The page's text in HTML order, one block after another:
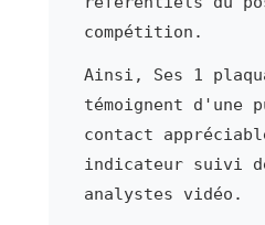
compétition.
Ainsi, Ses 1
témoignent d'une
contact
indicateur suivi
analystes vidéo.